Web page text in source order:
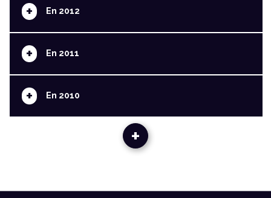
+ En 2012
+ En 2011
+ En 2010
+